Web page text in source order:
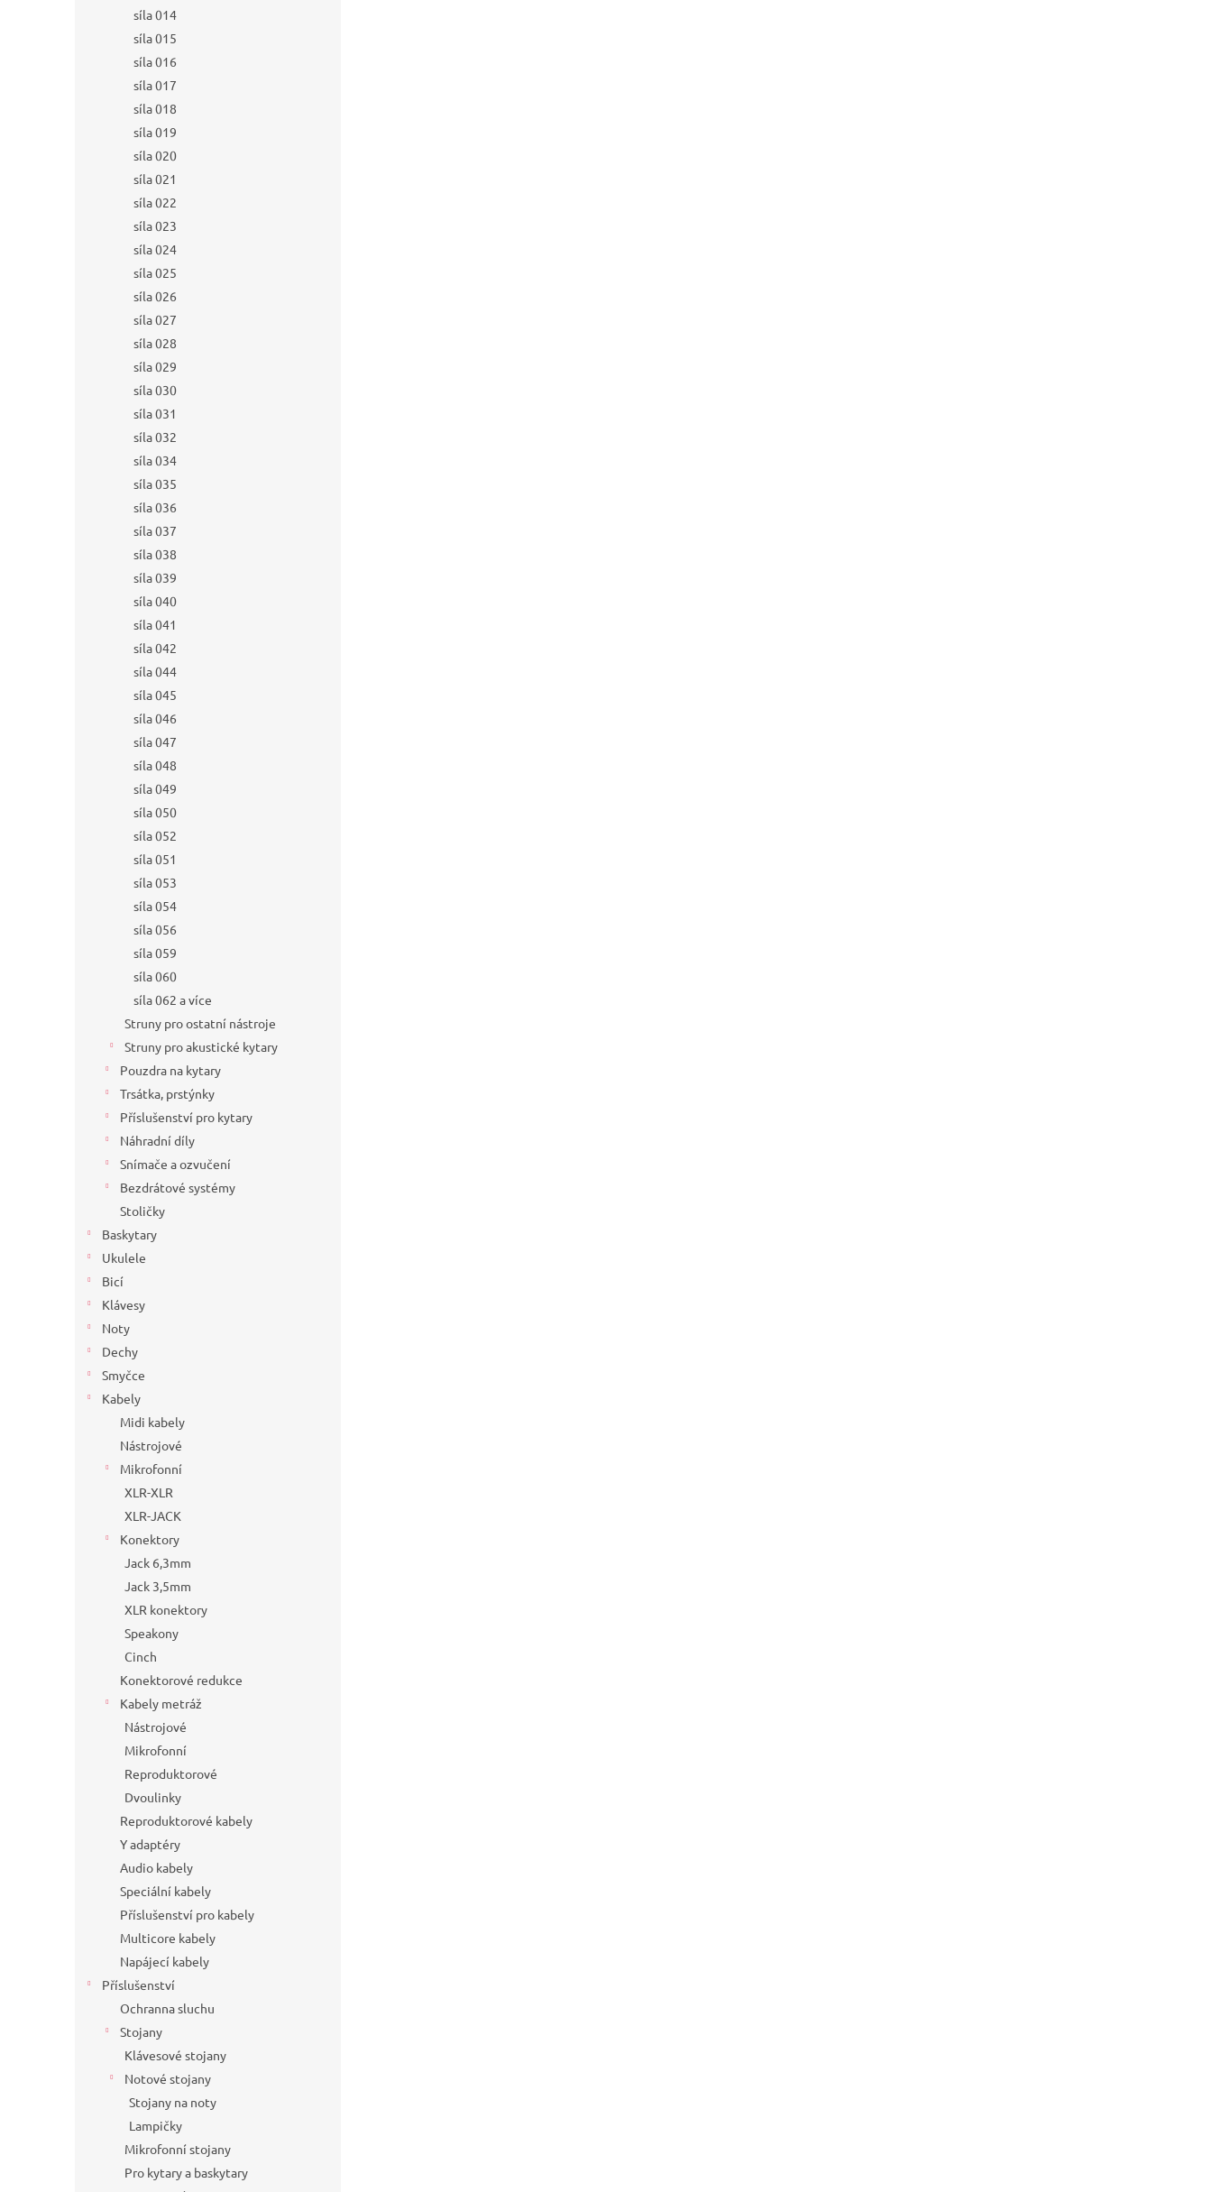
síla 014
síla 015
síla 016
síla 017
síla 018
síla 019
síla 020
síla 021
síla 022
síla 023
síla 024
síla 025
síla 026
síla 027
síla 028
síla 029
síla 030
síla 031
síla 032
síla 034
síla 035
síla 036
síla 037
síla 038
síla 039
síla 040
síla 041
síla 042
síla 044
síla 045
síla 046
síla 047
síla 048
síla 049
síla 050
síla 052
síla 051
síla 053
síla 054
síla 056
síla 059
síla 060
síla 062 a více
Struny pro ostatní nástroje
Struny pro akustické kytary
Pouzdra na kytary
Trsátka, prstýnky
Příslušenství pro kytary
Náhradní díly
Snímače a ozvučení
Bezdrátové systémy
Stoličky
Baskytary
Ukulele
Bicí
Klávesy
Noty
Dechy
Smyčce
Kabely
Midi kabely
Nástrojové
Mikrofonní
XLR-XLR
XLR-JACK
Konektory
Jack 6,3mm
Jack 3,5mm
XLR konektory
Speakony
Cinch
Konektorové redukce
Kabely metráž
Nástrojové
Mikrofonní
Reproduktorové
Dvoulinky
Reproduktorové kabely
Y adaptéry
Audio kabely
Speciální kabely
Příslušenství pro kabely
Multicore kabely
Napájecí kabely
Příslušenství
Ochranna sluchu
Stojany
Klávesové stojany
Notové stojany
Stojany na noty
Lampičky
Mikrofonní stojany
Pro kytary a baskytary